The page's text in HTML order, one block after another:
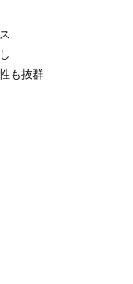
も抜群